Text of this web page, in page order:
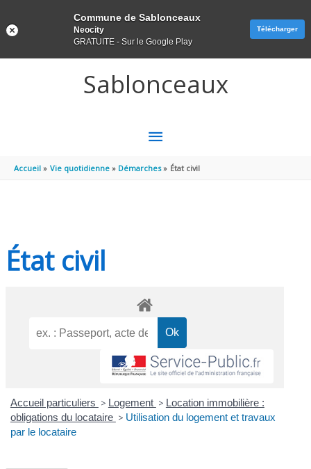
Sablonceaux
MENU
PRINCIPAL
Accueil Vie quotidienne Démarches État civil
État civil
Accueil particuliers > Logement > Location immobilière :
obligations du locataire > Utilisation du logement et travaux
par le locataire
Commune de Sablonceaux
Neocity
GRATUITE - Sur le Google Play
Télécharger